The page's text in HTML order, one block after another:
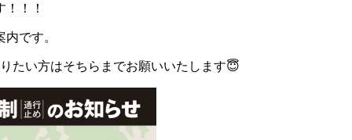
！！
です。
たい方はそちらまでお願いいたします😇